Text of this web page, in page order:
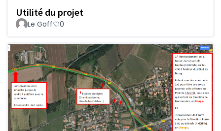
Utilité du projet
Le Goff 0